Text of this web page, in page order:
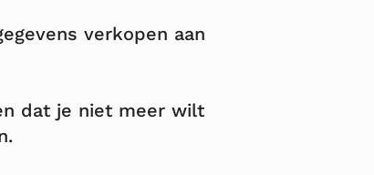
verkopen aan
dat je niet meer wilt